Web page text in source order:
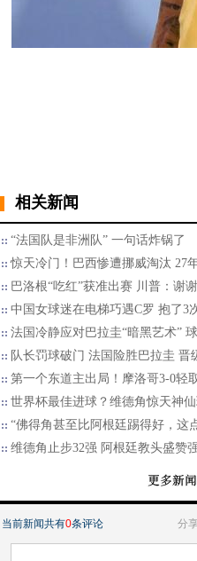
相关新闻
“法国队是非洲队” 一句话炸锅了
惊天冷门！巴西惨遭挪威淘汰 27
巴洛根“吃红”获准出赛 川普：谢
中国女球迷在电梯巧遇C罗 抱了3
法国冷静应对巴拉圭“暗黑艺术”
队长罚球破门 法国险胜巴拉圭 晋
第一个东道主出局！摩洛哥3-0轻
世界杯最佳进球？维德角惊天神
“佛得角甚至比阿根廷踢得好，这
维德角止步32强 阿根廷教头盛赞
当前新闻共有0条评论 分